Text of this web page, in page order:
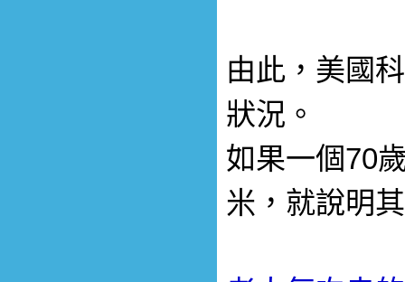
由此，美國
狀況。
如果一個70
米，就說明